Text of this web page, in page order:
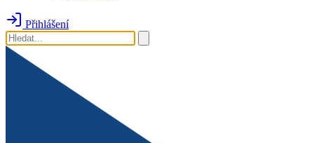
Přihlášení